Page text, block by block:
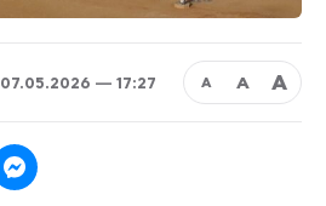
07.05.2026 — 17:27 Α Α Α